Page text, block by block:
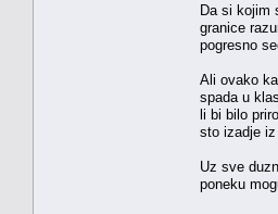
Da si kojim
granice
pogresno
Ali ovako
spada u
li bi bilo
sto izadje
Uz sve
poneku